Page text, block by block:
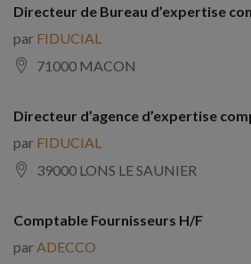
Directeur de Bureau d’expertise
par FIDUCIAL
71000 MACON
Directeur d’agence d’expertise
par FIDUCIAL
39000 LONS LE SAUNIER
Comptable Fournisseurs H/F
par ADECCO